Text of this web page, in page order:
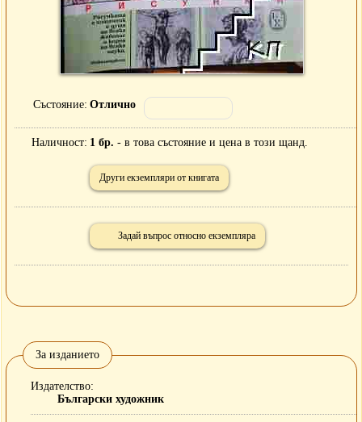
Състояние Отлично
Наличност 1 бр. - в това състояние и цена в този щанд.
Други екземпляри от книгата
Задай въпрос относно екземпляра
За изданието
Издателство
Български художник